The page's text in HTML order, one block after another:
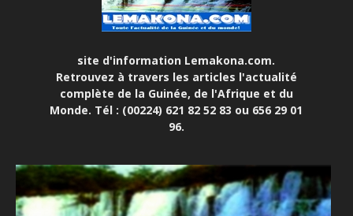
site d'information Lemakona.com.
Retrouvez à travers les articles l'actualité
complète de la Guinée, de l'Afrique et du
Monde. Tél : (00224) 621 82 52 83 ou 656 29 01
96.